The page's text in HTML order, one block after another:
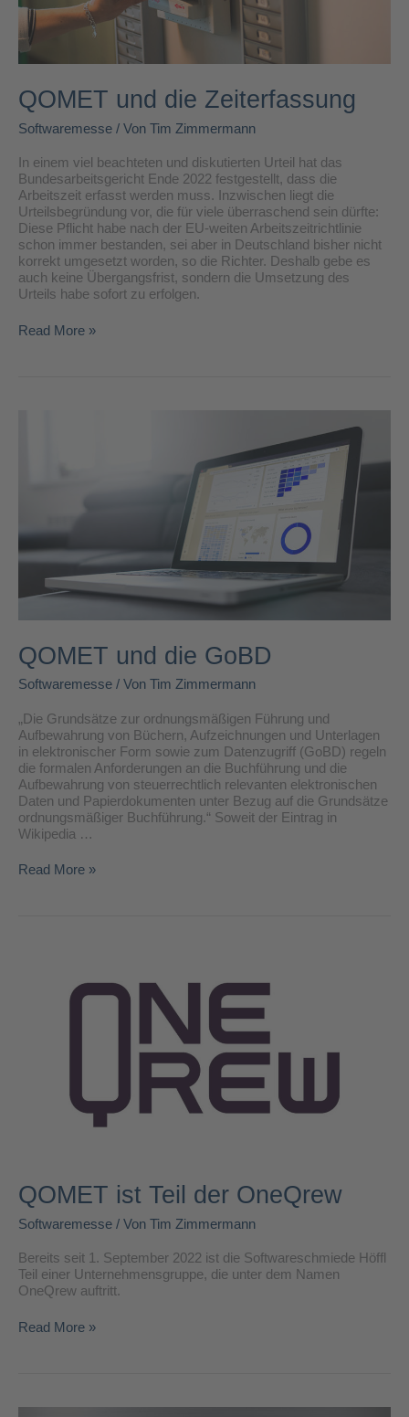
QOMET und die Zeiterfassung
Softwaremesse / Von Tim Zimmermann
In einem viel beachteten und diskutierten Urteil hat das
Bundesarbeitsgericht Ende 2022 festgestellt, dass die
Arbeitszeit erfasst werden muss. Inzwischen liegt die
Urteilsbegründung vor, die für viele überraschend sein dürfte:
Diese Pflicht habe nach der EU-weiten Arbeitszeitrichtlinie
schon immer bestanden, sei aber in Deutschland bisher nicht
korrekt umgesetzt worden, so die Richter. Deshalb gebe es
auch keine Übergangsfrist, sondern die Umsetzung des
Urteils habe sofort zu erfolgen.
Read More »
QOMET und die GoBD
Softwaremesse / Von Tim Zimmermann
„Die Grundsätze zur ordnungsmäßigen Führung und
Aufbewahrung von Büchern, Aufzeichnungen und Unterlagen
in elektronischer Form sowie zum Datenzugriff (GoBD) regeln
die formalen Anforderungen an die Buchführung und die
Aufbewahrung von steuerrechtlich relevanten elektronischen
Daten und Papierdokumenten unter Bezug auf die Grundsätze
ordnungsmäßiger Buchführung.“ Soweit der Eintrag in
Wikipedia …
Read More »
QOMET ist Teil der OneQrew
Softwaremesse / Von Tim Zimmermann
Bereits seit 1. September 2022 ist die Softwareschmiede Höffl
Teil einer Unternehmensgruppe, die unter dem Namen
OneQrew auftritt.
Read More »